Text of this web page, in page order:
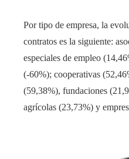
Por tipo de empresa, la
contratos es la siguiente:
especiales de empleo
(-60%); cooperativas
(59,38%), fundaciones
agrícolas (23,73%) y